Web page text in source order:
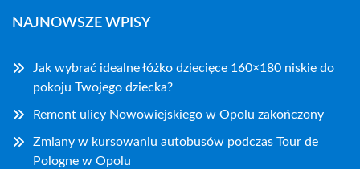
NAJNOWSZE WPISY
Jak wybrać idealne łóżko dziecięce 160×180 niskie do
pokoju Twojego dziecka?
Remont ulicy Nowowiejskiego w Opolu zakończony
Zmiany w kursowaniu autobusów podczas Tour de
Pologne w Opolu